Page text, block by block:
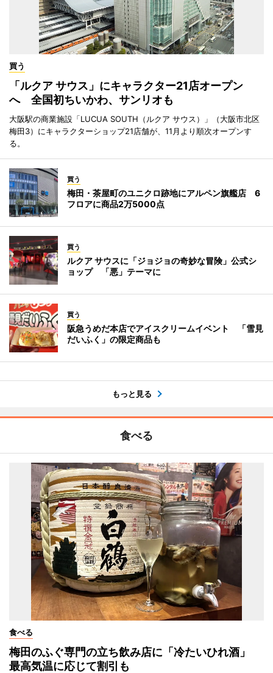
買う
「ルクア サウス」にキャラクター21店オープン
へ 全国初ちいかわ、サンリオも
大阪駅の商業施設「LUCUA SOUTH（ルクア サウス）」（大阪市北区
梅田3）にキャラクターショップ21店舗が、11月より順次オープンす
る。
買う
梅田・茶屋町のユニクロ跡地にアルペン旗艦店 6
フロアに商品2万5000点
買う
ルクア サウスに「ジョジョの奇妙な冒険」公式シ
ョップ 「悪」テーマに
買う
阪急うめだ本店でアイスクリームイベント 「雪見
だいふく」の限定商品も
もっと見る
食べる
食べる
梅田のふぐ専門の立ち飲み店に「冷たいひれ酒」
最高気温に応じて割引も